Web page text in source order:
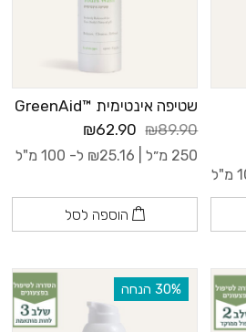
שטיפה אינטימית ™GreenAid
₪89.90
₪62.90
250 מ״ל | ₪25.16 ל- 100 מ"ל
הוספה לסל
‫30% הנחה